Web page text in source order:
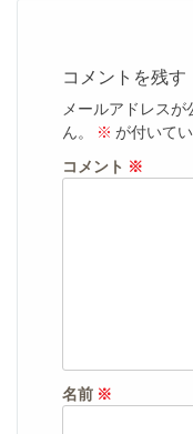
コメントを残す
メールアドレス
ん。
※ が付いて
コメント ※
名前 ※